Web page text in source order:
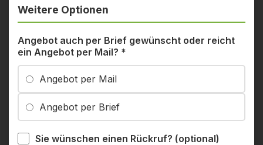
Weitere Optionen
Angebot auch per Brief gewünscht oder reicht
ein Angebot per Mail? *
Angebot per Mail
Angebot per Brief
Sie wünschen einen Rückruf? (optional)